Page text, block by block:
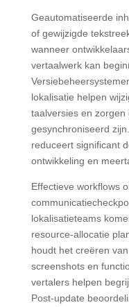
Geautomatiseerde
of gewijzigde
wanneer
vertaalwerk kan
lokalisatie helpen
taalversies en
gesynchroniseerd
reduceert significant
ontwikkeling en
Effectieve workflows
lokalisatieteams
resource-allocatie
houdt het creëren
screenshots en
vertalers helpen
Post-update